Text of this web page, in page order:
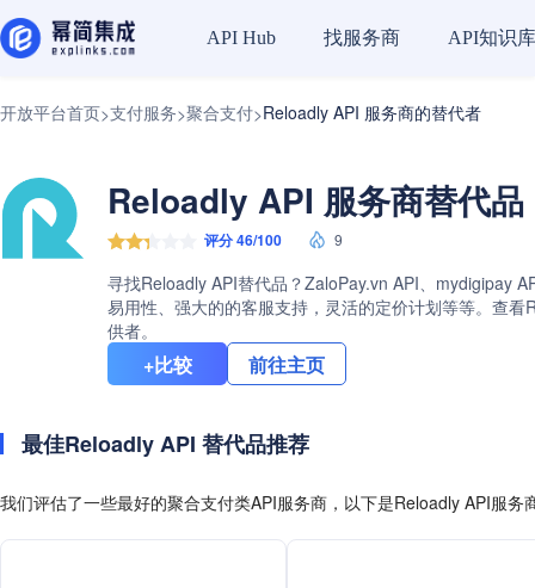
API Hub 找服务商 API知识库
开放平台首页>支付服务>聚合支付>Reloadly API 服务商的替代者
Reloadly API 服务商替代
评分 46/100 9
寻找Reloadly API替代品？ZaloPay.vn API、mydigipay
易用性、强大的的客服支持，灵活的定价计划等等。查
供者。
+比较 前往主页
最佳Reloadly API 替代品推荐
我们评估了一些最好的聚合支付类API服务商，以下是Reloadly API服务